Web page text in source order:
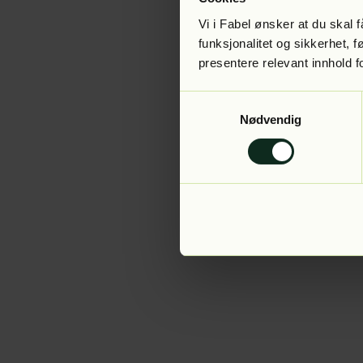
Vi i Fabel ønsker at du skal
funksjonalitet og sikkerhet,
presentere relevant innhold
Nødvendig
Application